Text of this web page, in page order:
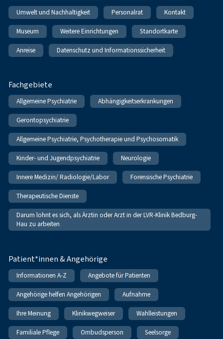
Umwelt und Nachhaltigkeit Personalrat Kontakt
Museum Weitere Einrichtungen Standortkarte
Anreise Datenschutz und Informationssicherheit
Fachgebiete
Allgemeine Psychiatrie Abhängigkeitserkrankungen
Gerontopsychiatrie
Allgemeine Psychiatrie, Psychotherapie und Psychosomatik
Kinder- und Jugendpsychiatrie Neurologie
Innere Medizin/ Radiologie/Labor Forensische Psychiatrie
Therapeutische Dienste
Darum lohnt es sich, als Ärztin oder Arzt in der LVR-Klinik Bedburg-
Hau zu arbeiten
Patient*innen & Angehörige
Informationen A-Z Angebote für Patienten
Angehörige helfen Angehörigen Aufnahme
Ihre Meinung Klinikwegweiser Wahlleistungen
Familiale Pflege Ombudsperson Seelsorge